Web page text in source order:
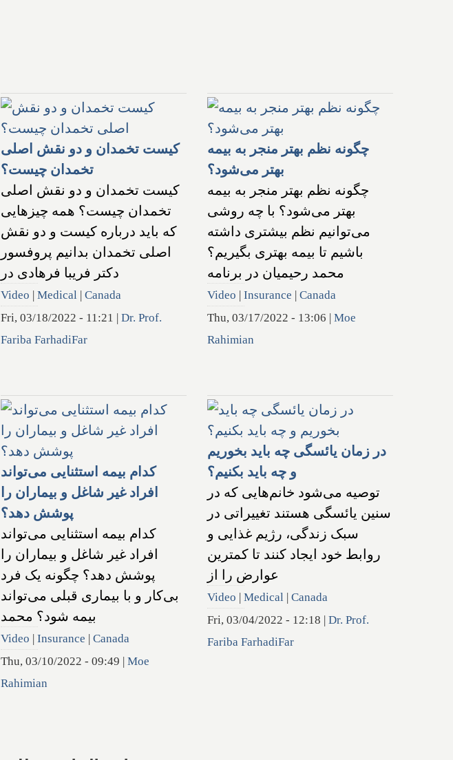
کیست تخمدان و دو نقش اصلی
تخمدان چیست؟
کیست تخمدان و دو نقش اصلی
تخمدان چیست؟ همه چیزهایی
که باید درباره کیست و دو نقش
اصلی تخمدان بدانیم پروفسور
دکتر فریبا فرهادی در
Video Medical Canada
Fri, 03/18/2022 - 11:21
Dr. Prof.
Fariba FarhadiFar
چگونه نظم بهتر منجر به بیمه
بهتر می‌شود؟
چگونه نظم بهتر منجر به بیمه
بهتر می‌شود؟ با چه روشی
می‌توانیم نظم بیشتری داشته
باشیم تا بیمه بهتری بگیریم؟
محمد رحیمیان در برنامه
Video Insurance
Canada
Thu, 03/17/2022 - 13:06
Moe
Rahimian
کدام بیمه استثنایی می‌تواند
افراد غیر شاغل و بیماران را
پوشش دهد؟
کدام بیمه استثنایی می‌تواند
افراد غیر شاغل و بیماران را
پوشش دهد؟ چگونه یک فرد
بی‌کار و با بیماری قبلی می‌تواند
بیمه شود؟ محمد
Video Insurance
Canada
Thu, 03/10/2022 - 09:49
Moe
Rahimian
در زمان یائسگی چه باید بخوریم
و چه باید بکنیم؟
توصیه می‌شود خانم‌هایی که در
سنین یائسگی هستند تغییراتی در
سبک زندگی، رژیم غذایی و
روابط خود ایجاد کنند تا کمترین
عوارض را از
Video Medical Canada
Fri, 03/04/2022 - 12:18
Dr. Prof.
Fariba FarhadiFar